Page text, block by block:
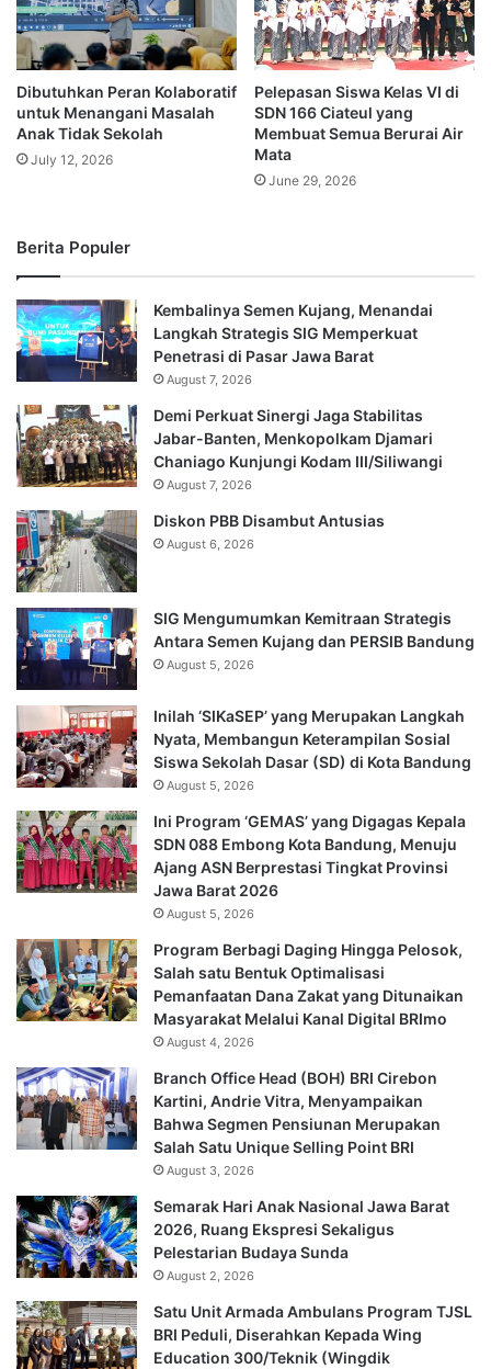
Dibutuhkan Peran Kolaboratif
untuk Menangani Masalah
Anak Tidak Sekolah
July 12, 2026
Pelepasan Siswa Kelas VI di
SDN 166 Ciateul yang
Membuat Semua Berurai Air
Mata
June 29, 2026
Berita Populer
Kembalinya Semen Kujang, Menandai
Langkah Strategis SIG Memperkuat
Penetrasi di Pasar Jawa Barat
August 7, 2026
Demi Perkuat Sinergi Jaga Stabilitas
Jabar-Banten, Menkopolkam Djamari
Chaniago Kunjungi Kodam III/Siliwangi
August 7, 2026
Diskon PBB Disambut Antusias
August 6, 2026
SIG Mengumumkan Kemitraan Strategis
Antara Semen Kujang dan PERSIB Bandung
August 5, 2026
Inilah ‘SIKaSEP’ yang Merupakan Langkah
Nyata, Membangun Keterampilan Sosial
Siswa Sekolah Dasar (SD) di Kota Bandung
August 5, 2026
Ini Program ‘GEMAS’ yang Digagas Kepala
SDN 088 Embong Kota Bandung, Menuju
Ajang ASN Berprestasi Tingkat Provinsi
Jawa Barat 2026
August 5, 2026
Program Berbagi Daging Hingga Pelosok,
Salah satu Bentuk Optimalisasi
Pemanfaatan Dana Zakat yang Ditunaikan
Masyarakat Melalui Kanal Digital BRImo
August 4, 2026
Branch Office Head (BOH) BRI Cirebon
Kartini, Andrie Vitra, Menyampaikan
Bahwa Segmen Pensiunan Merupakan
Salah Satu Unique Selling Point BRI
August 3, 2026
Semarak Hari Anak Nasional Jawa Barat
2026, Ruang Ekspresi Sekaligus
Pelestarian Budaya Sunda
August 2, 2026
Satu Unit Armada Ambulans Program TJSL
BRI Peduli, Diserahkan Kepada Wing
Education 300/Teknik (Wingdik